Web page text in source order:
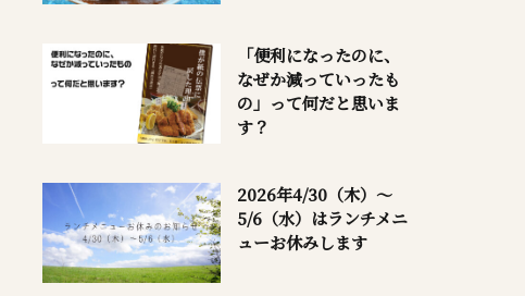
「便利になったのに、
なぜか減っていったも
の」って何だと思いま
す？
2026年4/30（木）～
5/6（水）はランチメニ
ューお休みします